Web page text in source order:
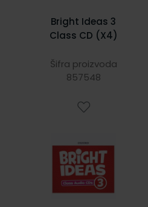
Bright Ideas 3
Class CD (X4)
Šifra proizvoda
857548